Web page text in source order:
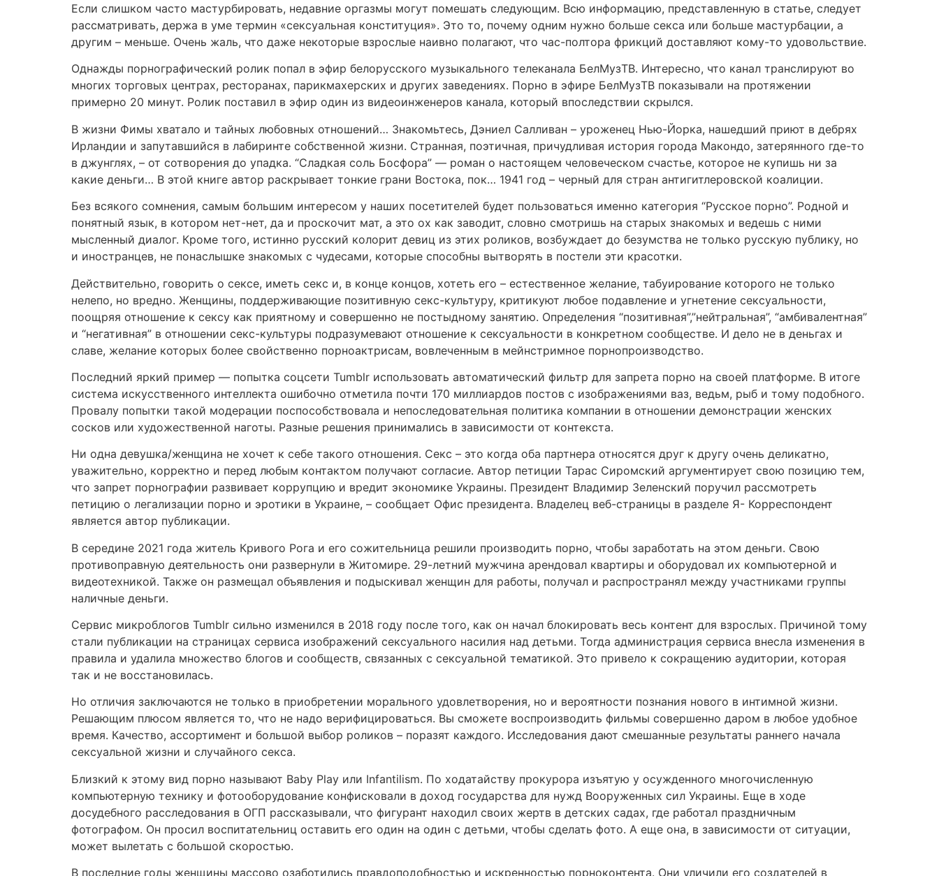
Если слишком часто мастурбировать, недавние оргазмы могут помешать следующим. Всю информацию, представленную в статье, следует
рассматривать, держа в уме термин «сексуальная конституция». Это то, почему одним нужно больше секса или больше мастурбации, а
другим – меньше. Очень жаль, что даже некоторые взрослые наивно полагают, что час-полтора фрикций доставляют кому-то удовольствие.
Однажды порнографический ролик попал в эфир белорусского музыкального телеканала БелМузТВ. Интересно, что канал транслируют во
многих торговых центрах, ресторанах, парикмахерских и других заведениях. Порно в эфире БелМузТВ показывали на протяжении
примерно 20 минут. Ролик поставил в эфир один из видеоинженеров канала, который впоследствии скрылся.
В жизни Фимы хватало и тайных любовных отношений… Знакомьтесь, Дэниел Салливан – уроженец Нью-Йорка, нашедший приют в дебрях
Ирландии и запутавшийся в лабиринте собственной жизни. Странная, поэтичная, причудливая история города Макондо, затерянного где-то
в джунглях, – от сотворения до упадка. “Сладкая соль Босфора” — роман о настоящем человеческом счастье, которое не купишь ни за
какие деньги… В этой книге автор раскрывает тонкие грани Востока, пок… 1941 год – черный для стран антигитлеровской коалиции.
Без всякого сомнения, самым большим интересом у наших посетителей будет пользоваться именно категория “Русское порно”. Родной и
понятный язык, в котором нет-нет, да и проскочит мат, а это ох как заводит, словно смотришь на старых знакомых и ведешь с ними
мысленный диалог. Кроме того, истинно русский колорит девиц из этих роликов, возбуждает до безумства не только русскую публику, но
и иностранцев, не понаслышке знакомых с чудесами, которые способны вытворять в постели эти красотки.
Действительно, говорить о сексе, иметь секс и, в конце концов, хотеть его – естественное желание, табуирование которого не только
нелепо, но вредно. Женщины, поддерживающие позитивную секс-культуру, критикуют любое подавление и угнетение сексуальности,
поощряя отношение к сексу как приятному и совершенно не постыдному занятию. Определения “позитивная”,”нейтральная”, “амбивалентная”
и “негативная” в отношении секс-культуры подразумевают отношение к сексуальности в конкретном сообществе. И дело не в деньгах и
славе, желание которых более свойственно порноактрисам, вовлеченным в мейнстримное порнопроизводство.
Последний яркий пример — попытка соцсети Tumblr использовать автоматический фильтр для запрета порно на своей платформе. В итоге
система искусственного интеллекта ошибочно отметила почти 170 миллиардов постов с изображениями ваз, ведьм, рыб и тому подобного.
Провалу попытки такой модерации поспособствовала и непоследовательная политика компании в отношении демонстрации женских
сосков или художественной наготы. Разные решения принимались в зависимости от контекста.
Ни одна девушка/женщина не хочет к себе такого отношения. Секс – это когда оба партнера относятся друг к другу очень деликатно,
уважительно, корректно и перед любым контактом получают согласие. Автор петиции Тарас Сиромский аргументирует свою позицию тем,
что запрет порнографии развивает коррупцию и вредит экономике Украины. Президент Владимир Зеленский поручил рассмотреть
петицию о легализации порно и эротики в Украине, – сообщает Офис президента. Владелец веб-страницы в разделе Я- Корреспондент
является автор публикации.
В середине 2021 года житель Кривого Рога и его сожительница решили производить порно, чтобы заработать на этом деньги. Свою
противоправную деятельность они развернули в Житомире. 29-летний мужчина арендовал квартиры и оборудовал их компьютерной и
видеотехникой. Также он размещал объявления и подыскивал женщин для работы, получал и распространял между участниками группы
наличные деньги.
Сервис микроблогов Tumblr сильно изменился в 2018 году после того, как он начал блокировать весь контент для взрослых. Причиной тому
стали публикации на страницах сервиса изображений сексуального насилия над детьми. Тогда администрация сервиса внесла изменения в
правила и удалила множество блогов и сообществ, связанных с сексуальной тематикой. Это привело к сокращению аудитории, которая
так и не восстановилась.
Но отличия заключаются не только в приобретении морального удовлетворения, но и вероятности познания нового в интимной жизни.
Решающим плюсом является то, что не надо верифицироваться. Вы сможете воспроизводить фильмы совершенно даром в любое удобное
время. Качество, ассортимент и большой выбор роликов – поразят каждого. Исследования дают смешанные результаты раннего начала
сексуальной жизни и случайного секса.
Близкий к этому вид порно называют Baby Play или Infantilism. По ходатайству прокурора изъятую у осужденного многочисленную
компьютерную технику и фотооборудование конфисковали в доход государства для нужд Вооруженных сил Украины. Еще в ходе
досудебного расследования в ОГП рассказывали, что фигурант находил своих жертв в детских садах, где работал праздничным
фотографом. Он просил воспитательниц оставить его один на один с детьми, чтобы сделать фото. А еще она, в зависимости от ситуации,
может вылетать с большой скоростью.
В последние годы женщины массово озаботились правдоподобностью и искренностью порноконтента. Они уличили его создателей в